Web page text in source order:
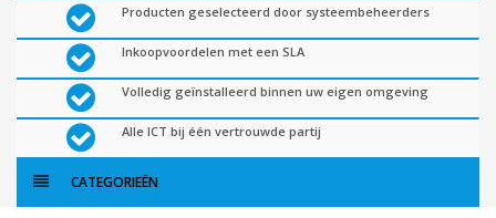
Producten geselecteerd door systeembeheerders
Inkoopvoordelen met een SLA
Volledig geïnstalleerd binnen uw eigen omgeving
Alle ICT bij één vertrouwde partij
CATEGORIEËN